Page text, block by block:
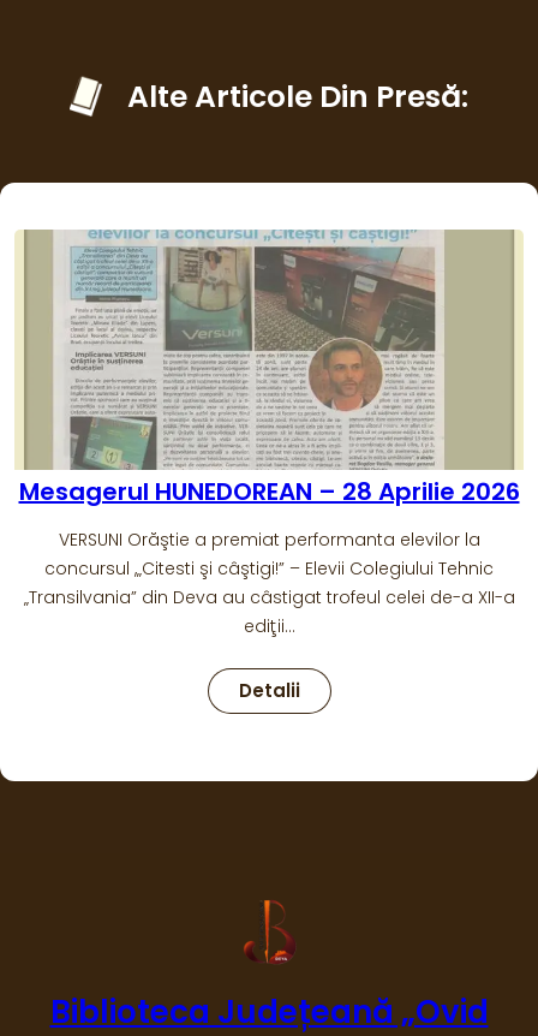
Alte Articole Din Presă:
Vocea HUNEDOAREI – 26 Aprilie 2026
Biblioteca Județeană| Eleva Sorana Roman desemnată
„Cel mai fidel cititor” al lunii aprilie. La Secţia de Împrumut
Carte pentru Copii a bibliotecii noastre a avut…
Vocea
HUNEDOAREI
26
Biblioteca Județeană „Ovid